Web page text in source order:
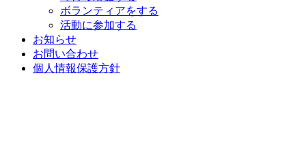
ボランティアをする
活動に参加する
お知らせ
お問い合わせ
個人情報保護方針